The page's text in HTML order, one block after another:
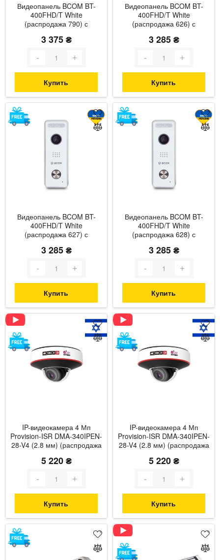
Видеопанель BCOM BT-
400FHD/T White
(распродажа 790) с
3 375 ₴
Купить
Видеопанель BCOM BT-
400FHD/T White
(распродажа 626) с
3 285 ₴
Купить
Видеопанель BCOM BT-
400FHD/T White
(распродажа 627) с
3 285 ₴
Купить
Видеопанель BCOM BT-
400FHD/T White
(распродажа 628) с
3 285 ₴
Купить
IP-видеокамера 4 Мп
Provision-ISR DMA-340IPEN-
28-V4 (2.8 мм) (распродажа
встроенным микрофоном и
системы видеонаблюдения
5 220 ₴
Купить
IP-видеокамера 4 Мп
Provision-ISR DMA-340IPEN-
28-V4 (2.8 мм) (распродажа
встроенным микрофоном и
системы видеонаблюдения
5 220 ₴
Купить